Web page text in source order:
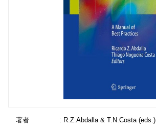
著者
: R.Z.Abdalla & T.N.Costa (eds.)